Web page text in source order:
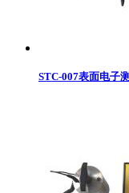
STC-007表面电子